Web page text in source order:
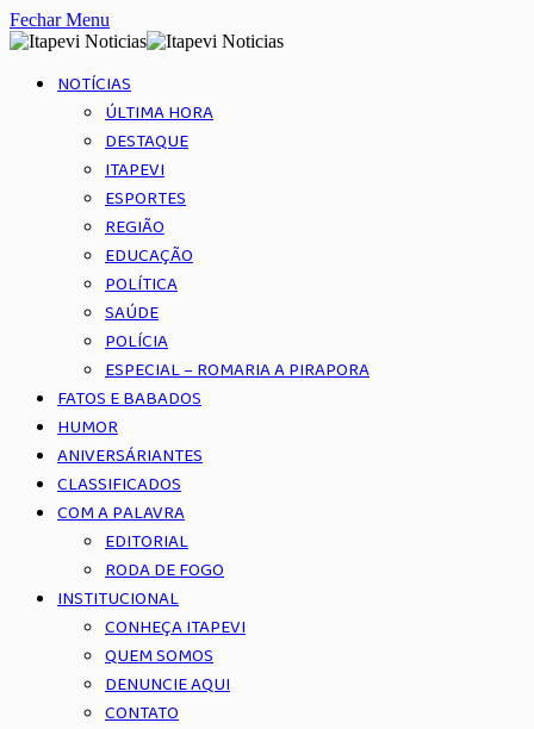
Fechar Menu
NOTÍCIAS
ÚLTIMA HORA
DESTAQUE
ITAPEVI
ESPORTES
REGIÃO
EDUCAÇÃO
POLÍTICA
SAÚDE
POLÍCIA
ESPECIAL – ROMARIA A PIRAPORA
FATOS E BABADOS
HUMOR
ANIVERSÁRIANTES
CLASSIFICADOS
COM A PALAVRA
EDITORIAL
RODA DE FOGO
INSTITUCIONAL
CONHEÇA ITAPEVI
QUEM SOMOS
DENUNCIE AQUI
CONTATO